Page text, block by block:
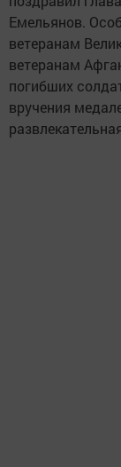
Емельянов.
ветеранам
ветеранам
погибших
вручения